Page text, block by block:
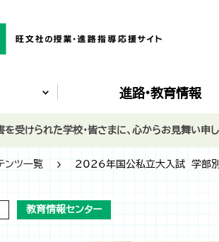
進路•教育情報
ンツ一覧 2026年国公私立大入試 学部別
教育情報センター
受けられた学校・皆さまに、心からお見舞い申